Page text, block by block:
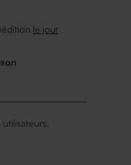
le jour